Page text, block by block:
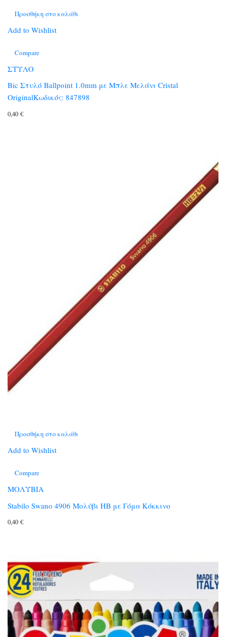
Προσθήκη στο καλάθι
Add to Wishlist
Compare
ΣΤΥΛΟ
Bic Στυλό Ballpoint 1.0mm με Μπλε Mελάνι Cristal
OriginalΚωδικός: 847898
0,40 €
Προσθήκη στο καλάθι
Add to Wishlist
Compare
ΜΟΛΥΒΙΑ
Stabilo Swano 4906 Μολύβι HB με Γόμα Κόκκινο
0,40 €